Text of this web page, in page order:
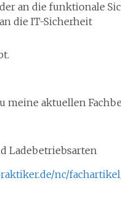
an die funktionale
die IT-Sicherheit
meine aktuellen
Ladebetriebsarten
nc/